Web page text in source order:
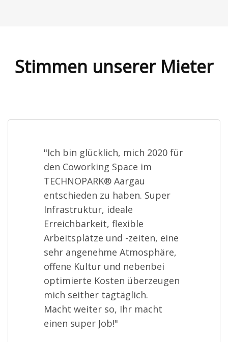
Stimmen unserer Mieter
"Ich bin glücklich, mich 2020 für
den Coworking Space im
TECHNOPARK® Aargau
entschieden zu haben. Super
Infrastruktur, ideale
Erreichbarkeit, flexible
Arbeitsplätze und -zeiten, eine
sehr angenehme Atmosphäre,
offene Kultur und nebenbei
optimierte Kosten überzeugen
mich seither tagtäglich.
Macht weiter so, Ihr macht
einen super Job!"